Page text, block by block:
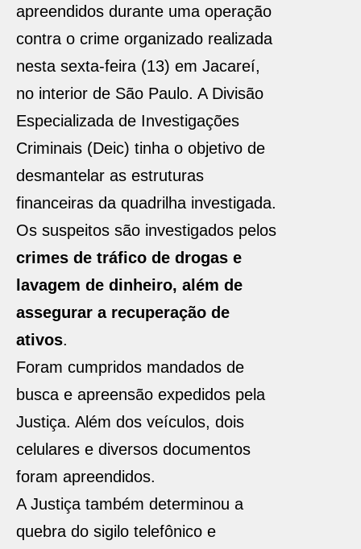
apreendidos durante uma operação
contra o crime organizado realizada
nesta sexta-feira (13) em Jacareí,
no interior de São Paulo. A Divisão
Especializada de Investigações
Criminais (Deic) tinha o objetivo de
desmantelar as estruturas
financeiras da quadrilha investigada.
Os suspeitos são investigados pelos
crimes de tráfico de drogas e
lavagem de dinheiro, além de
assegurar a recuperação de
ativos.
Foram cumpridos mandados de
busca e apreensão expedidos pela
Justiça. Além dos veículos, dois
celulares e diversos documentos
foram apreendidos.
A Justiça também determinou a
quebra do sigilo telefônico e